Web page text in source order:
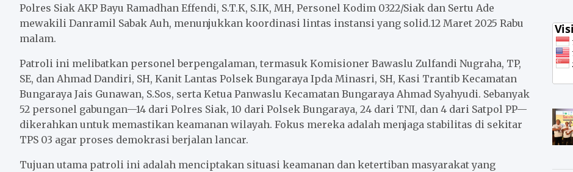
o
k
r
p
p
Polres Siak AKP Bayu Ramadhan Effendi, S.T.K, S.IK, MH, Personel Kodim 0322/Siak dan Sertu Ade
mewakili Danramil Sabak Auh, menunjukkan koordinasi lintas instansi yang solid.12 Maret 2025 Rabu
malam.
Patroli ini melibatkan personel berpengalaman, termasuk Komisioner Bawaslu Zulfandi Nugraha, TP,
SE, dan Ahmad Dandiri, SH, Kanit Lantas Polsek Bungaraya Ipda Minasri, SH, Kasi Trantib Kecamatan
Bungaraya Jais Gunawan, S.Sos, serta Ketua Panwaslu Kecamatan Bungaraya Ahmad Syahyudi. Sebanyak
52 personel gabungan—14 dari Polres Siak, 10 dari Polsek Bungaraya, 24 dari TNI, dan 4 dari Satpol PP—
dikerahkan untuk memastikan keamanan wilayah. Fokus mereka adalah menjaga stabilitas di sekitar
TPS 03 agar proses demokrasi berjalan lancar.
Tujuan utama patroli ini adalah menciptakan situasi keamanan dan ketertiban masyarakat yang